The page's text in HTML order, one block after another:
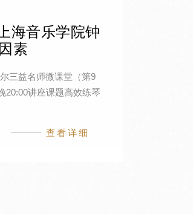
海音乐学院钟
素
三益名师微课堂（第9
20:00讲座课题高效练琴
查看详细